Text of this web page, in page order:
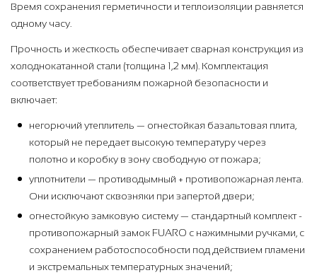
Время сохранения герметичности и теплоизоляции равняется
одному часу.
Прочность и жесткость обеспечивает сварная конструкция из
холоднокатанной стали (толщина 1,2 мм). Комплектация
соответствует требованиям пожарной безопасности и
включает:
негорючий утеплитель — огнестойкая базальтовая плита,
который не передает высокую температуру через
полотно и коробку в зону свободную от пожара;
уплотнители — противодымный + противопожарная лента.
Они исключают сквозняки при запертой двери;
огнестойкую замковую систему — стандартный комплект -
противопожарный замок FUARO с нажимными ручками, с
сохранением работоспособности под действием пламени
и экстремальных температурных значений;